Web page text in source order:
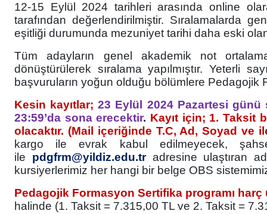
12-15 Eylül 2024 tarihleri arasında online
tarafından değerlendirilmiştir. Sıralamalarda
eşitliği durumunda mezuniyet tarihi daha eski
Tüm adayların genel akademik not
dönüştürülerek sıralama yapılmıştır. Yeterli
başvuruların yoğun olduğu bölümlere Pedagojik
Kesin kayıtlar; 23 Eylül 2024 Pazartesi günü
23:59’da sona erecektir. Kayıt için; 1. Taksit
olacaktır. (Mail içeriğinde T.C, Ad, Soyad ve
kargo ile evrak kabul edilmeyecek,
ile pdgfrm@yildiz.edu.tradresine ulaştıran
kursiyerlerimiz her hangi bir belge OBS
Pedagojik Formasyon Sertifika programı harç
halinde (1. Taksit = 7.315,00 TL ve 2. Taksit =